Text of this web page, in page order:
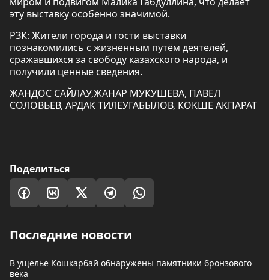
эту выставку особенно значимой.
РЗК: Жители города и гости выставки
познакомились с жизненным путём деятелей,
сражавшихся за свободу казахского народа, и
получили ценные сведения.
ЖАНДОС САЙЛАУ,ЖАНАР МУКУШЕВА, ПАВЕЛ
СОЛОВЬЕВ, АРДАК ТИЛЕУГАБЫЛОВ, КОКШЕ АКПАРАТ
Поделиться
Последние новости
В ущелье Кошкарбай обнаружены памятники бронзового
века